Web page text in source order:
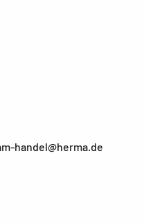
handel@herma.de